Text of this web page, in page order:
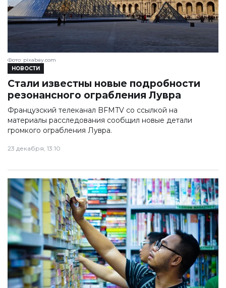
НОВОСТИ
Стали известны новые подробности
резонансного ограбления Лувра
Французский телеканал BFMTV со ссылкой на
материалы расследования сообщил новые детали
громкого ограбления Лувра.
23 декабря, 13:10
Фото: pixabay.com